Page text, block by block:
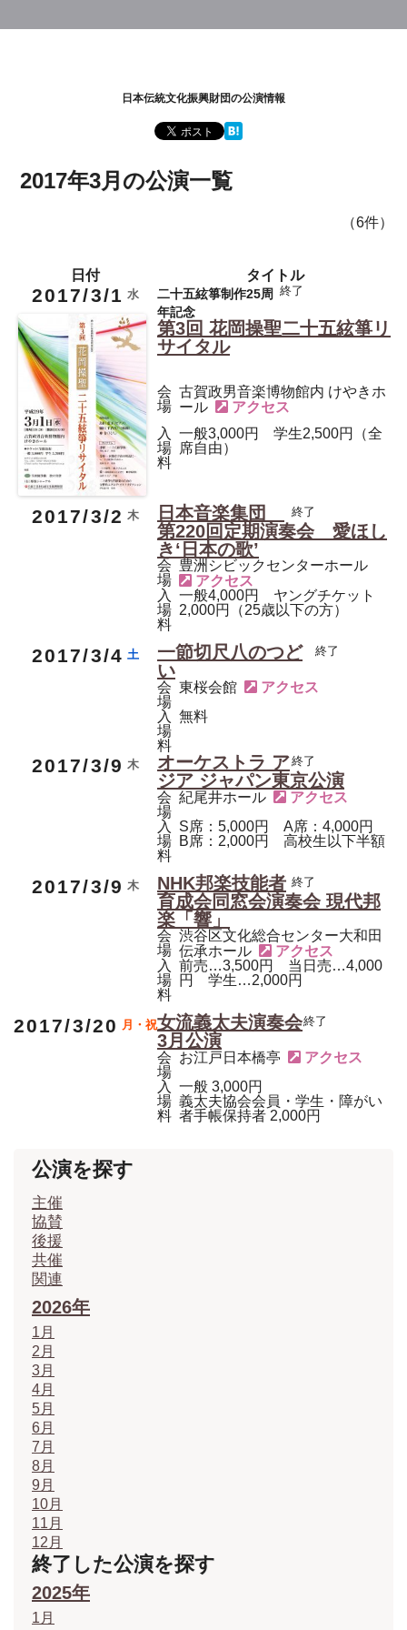
日本伝統文化振興財団の公演情報
2017年3月の公演一覧
（6件）
日付 タイトル
2017/3/1 水 終了
二十五絃箏制作25周
年記念
第3回 花岡操聖二十五絃箏リ
サイタル
会
場
古賀政男音楽博物館内 けやきホ
ール
入
場
料
一般3,000円 学生2,500円（全
席自由）
2017/3/2 木 終了
日本音楽集団
第220回定期演奏会 愛ほし
き‘日本の歌’
会
場
豊洲シビックセンターホール
入
場
料
一般4,000円 ヤングチケット
2,000円（25歳以下の方）
2017/3/4 土 終了
一節切尺八のつど
い
会
場
東桜会館
入
場
料
無料
2017/3/9 木 終了
オーケストラ ア
ジア ジャパン東京公演
会
場
紀尾井ホール
入
場
料
S席：5,000円 A席：4,000円
B席：2,000円 高校生以下半額
2017/3/9 木 終了
NHK邦楽技能者
育成会同窓会演奏会 現代邦
楽「響」
会
場
渋谷区文化総合センター大和田
伝承ホール
入
場
料
前売…3,500円 当日売…4,000
円 学生…2,000円
2017/3/20 月・祝 終了
女流義太夫演奏会
3月公演
会
場
お江戸日本橋亭
入
場
料
一般 3,000円
義太夫協会会員・学生・障がい
者手帳保持者 2,000円
公演を探す
主催
協賛
後援
共催
関連
2026年
1月
2月
3月
4月
5月
6月
7月
8月
9月
10月
11月
12月
終了した公演を探す
2025年
1月